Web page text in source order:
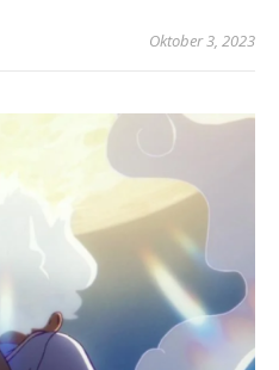
Oktober 3, 2023